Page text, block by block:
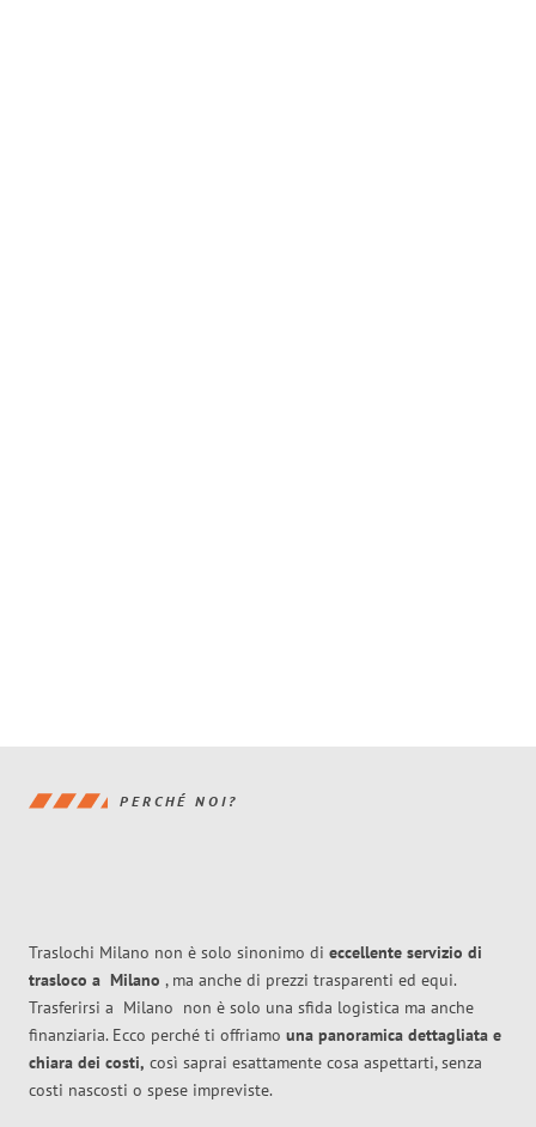
PERCHÉ NOI?
Traslochi Milano non è solo sinonimo di eccellente servizio di
trasloco a Milano , ma anche di prezzi trasparenti ed equi.
Trasferirsi a Milano non è solo una sfida logistica ma anche
finanziaria. Ecco perché ti offriamo una panoramica dettagliata e
chiara dei costi, così saprai esattamente cosa aspettarti, senza
costi nascosti o spese impreviste.